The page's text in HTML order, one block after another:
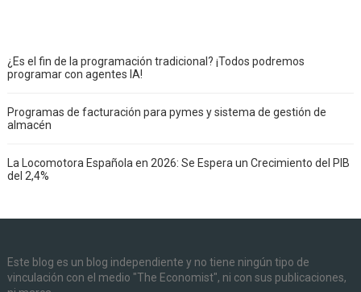
¿Es el fin de la programación tradicional? ¡Todos podremos
programar con agentes IA!
Programas de facturación para pymes y sistema de gestión de
almacén
La Locomotora Española en 2026: Se Espera un Crecimiento del PIB
del 2,4%
Este blog es un blog independiente y no tiene ningún tipo de
vinculación con el medio "The Economist", ni con sus publicaciones,